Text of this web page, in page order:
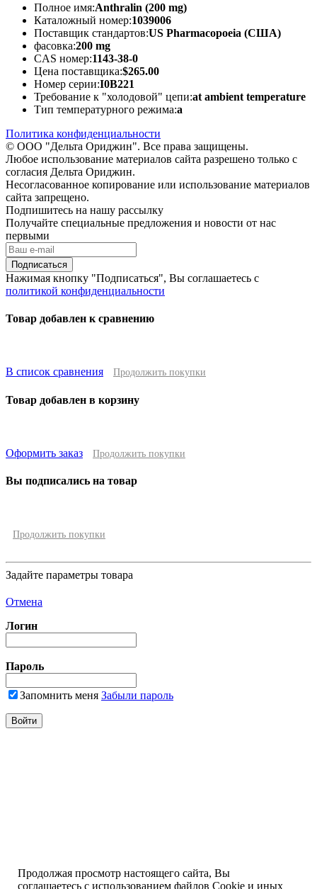
Полное имя:Anthralin (200 mg)
Каталожный номер:1039006
Поставщик стандартов:US Pharmacopoeia (США)
фасовка:200 mg
CAS номер:1143-38-0
Цена поставщика:$265.00
Номер серии:I0B221
Требование к "холодовой" цепи:at ambient temperature
Тип температурного режима:a
Политика конфиденциальности
© ООО "Дельта Ориджин". Все права защищены.
Любое использование материалов сайта разрешено только с
согласия Дельта Ориджин.
Несогласованное копирование или использование материалов
сайта запрещено.
Подпишитесь на нашу рассылку
Получайте специальные предложения и новости от нас
первыми
Подписаться
Нажимая кнопку "Подписаться", Вы соглашаетесь с
политикой конфиденциальности
Товар добавлен к сравнению
В список сравнения Продолжить покупки
Товар добавлен в корзину
Оформить заказ Продолжить покупки
Вы подписались на товар
Продолжить покупки
Задайте параметры товара
Отмена
Логин
Пароль
Запомнить меня Забыли пароль
Продолжая просмотр настоящего сайта, Вы
соглашаетесь с использованием файлов Cookie и иных